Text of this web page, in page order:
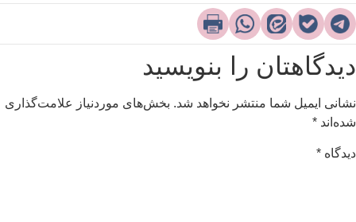
را بنویسید
ایمیل شما منتشر نخواهد شد. بخش‌های موردنیاز علامت‌گذاری
*
*